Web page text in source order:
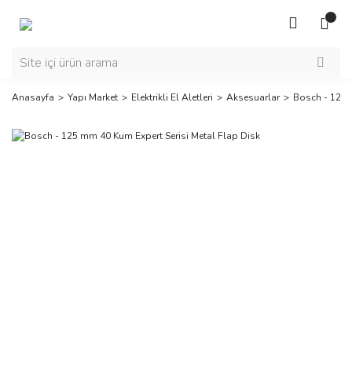
Anasayfa Yapı Market Elektrikli El Aletleri Aksesuarlar Bosch - 125